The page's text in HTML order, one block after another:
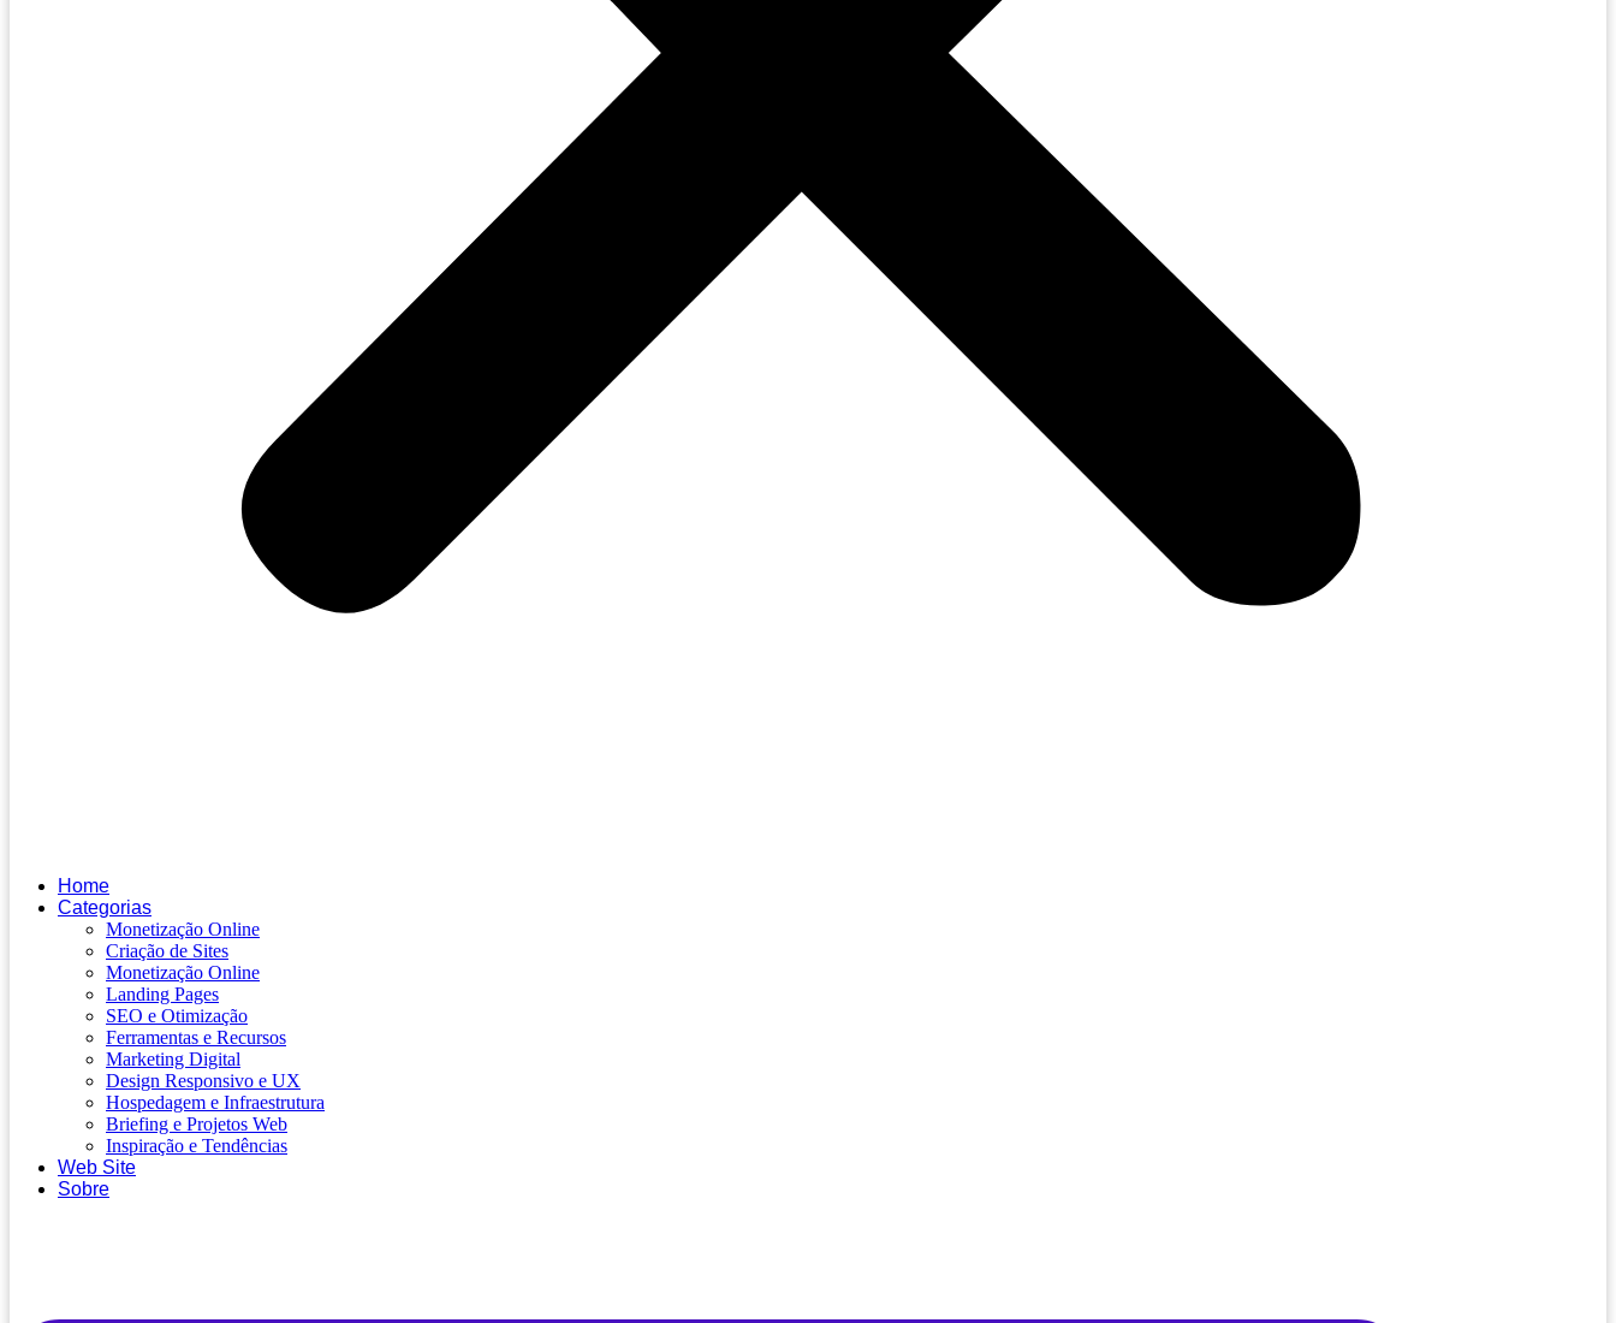
Home
Categorias
Monetização Online
Criação de Sites
Monetização Online
Landing Pages
SEO e Otimização
Ferramentas e Recursos
Marketing Digital
Design Responsivo e UX
Hospedagem e Infraestrutura
Briefing e Projetos Web
Inspiração e Tendências
Web Site
Sobre